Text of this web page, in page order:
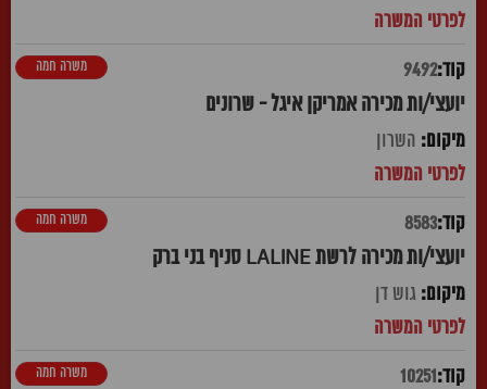
9492
יועצי/ות מכירה אמריקן איגל - שרונים
משרה חמה
השרון
8583
יועצי/ות מכירה לרשת LALINE סניף בני ברק
משרה חמה
גוש דן
10251 משרה חמה